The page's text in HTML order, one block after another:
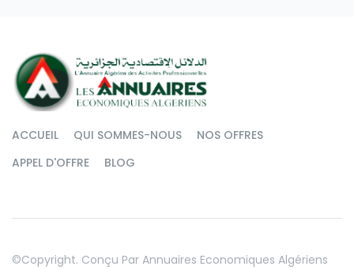
ACCUEIL QUI SOMMES-NOUS
NOS OFFRES
APPEL D'OFFRE
BLOG
©copyright. Conçu Par Annuaires Economiques Algériens